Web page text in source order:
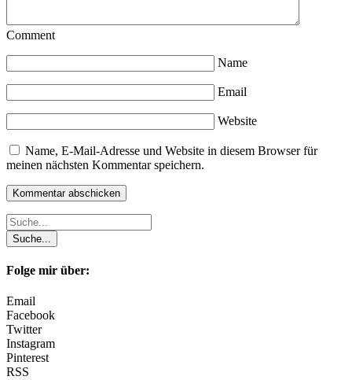
Comment
Name
Email
Website
Name, E-Mail-Adresse und Website in diesem Browser für
meinen nächsten Kommentar speichern.
Folge mir über:
Email
Facebook
Twitter
Instagram
Pinterest
RSS